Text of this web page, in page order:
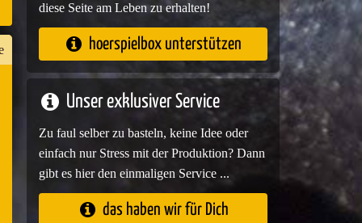
diese Seite am Leben zu erhalten!
hoerspielbox unterstützen
Unser exklusiver Service
Zu faul selber zu basteln, keine Idee oder
einfach nur Stress mit der Produktion? Dann
gibt es hier den einmaligen Service ...
das haben wir für Dich